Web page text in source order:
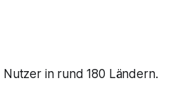
in rund 180 Ländern.